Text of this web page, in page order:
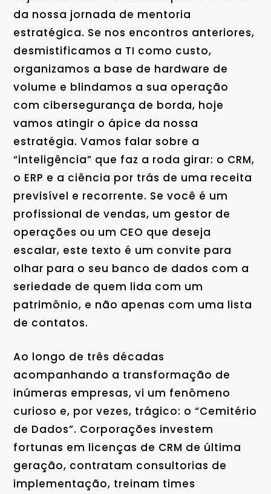
da nossa jornada de mentoria
estratégica. Se nos encontros anteriores,
desmistificamos a TI como custo,
organizamos a base de hardware de
volume e blindamos a sua operação
com cibersegurança de borda, hoje
vamos atingir o ápice da nossa
estratégia. Vamos falar sobre a
“inteligência” que faz a roda girar: o CRM,
o ERP e a ciência por trás de uma receita
previsível e recorrente. Se você é um
profissional de vendas, um gestor de
operações ou um CEO que deseja
escalar, este texto é um convite para
olhar para o seu banco de dados com a
seriedade de quem lida com um
patrimônio, e não apenas com uma lista
de contatos.
Ao longo de três décadas
acompanhando a transformação de
inúmeras empresas, vi um fenômeno
curioso e, por vezes, trágico: o “Cemitério
de Dados”. Corporações investem
fortunas em licenças de CRM de última
geração, contratam consultorias de
implementação, treinam times